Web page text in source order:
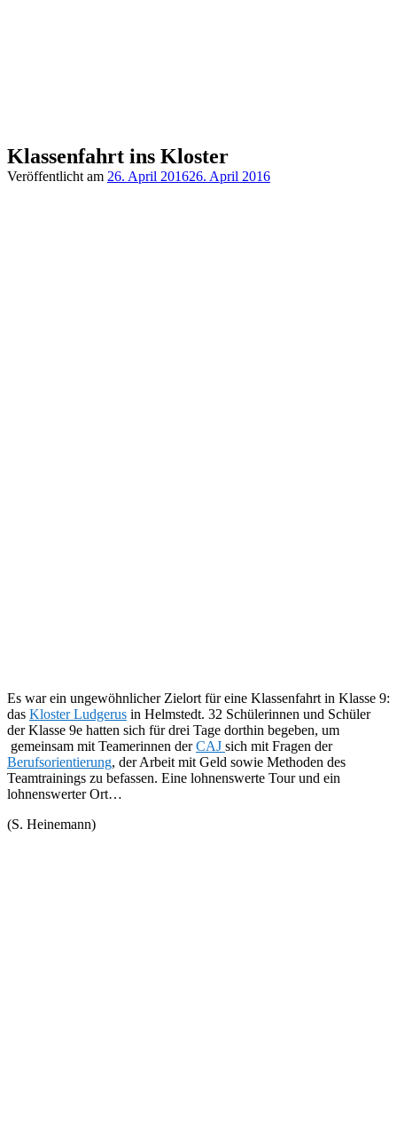
Klassenfahrt ins Kloster
Veröffentlicht am 26. April 201626. April 2016
Es war ein ungewöhnlicher Zielort für eine Klassenfahrt in Klasse 9:
das Kloster Ludgerus in Helmstedt. 32 Schülerinnen und Schüler
der Klasse 9e hatten sich für drei Tage dorthin begeben, um
gemeinsam mit Teamerinnen derCAJ sich mit Fragen der
Berufsorientierung, der Arbeit mit Geld sowie Methoden des
Teamtrainings zu befassen. Eine lohnenswerte Tour und ein
lohnenswerter Ort…
(S. Heinemann)